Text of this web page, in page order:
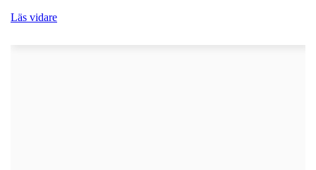
Läs vidare